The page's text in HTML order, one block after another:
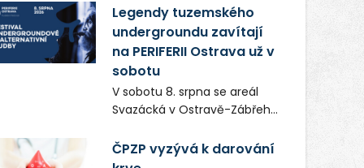
vůní, chutí a poctivých
lokálních výrobků. Trhy, co se
hledají tentokrát nabídnou
více než čtyřicet pečlivě
vybraných stánků s kvalitní
gastronomií, farmářskými
produkty, designem i
Návštěvníci se mohou těšit
Legendy tuzemského
undergroundu zavítají
na PERIFERII Ostrava už v
sobotu
V sobotu 8. srpna se areál
Svazácká v Ostravě-Zábřehu
undergroundové a
alternativní hudby. Uskuteční
ČPZP vyzývá k darování